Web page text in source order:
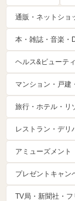
通販・ネットショ
本・雑誌・音楽・
ヘルス&ビューテ
マンション・戸建
旅行・ホテル・リ
レストラン・デリ
アミューズメント
プレゼントキャン
TV局・新聞社・